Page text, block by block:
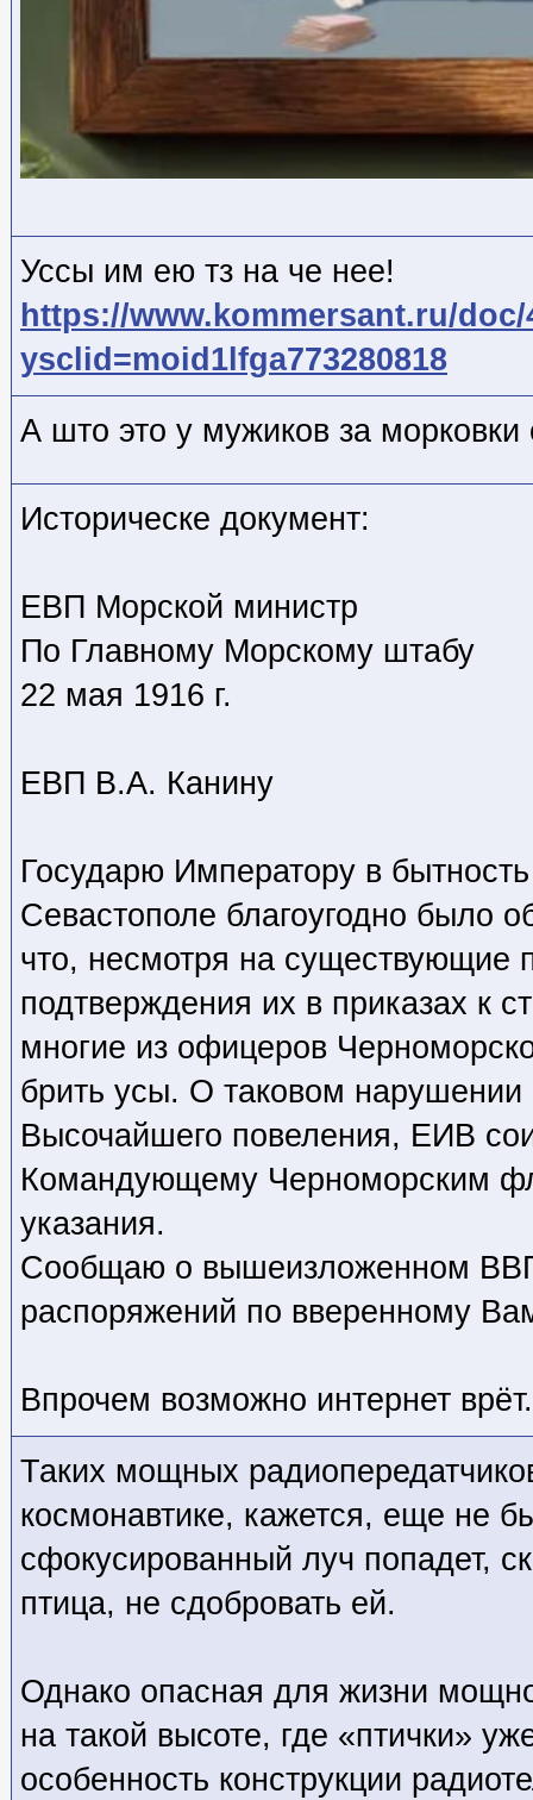
Уссы им ею тз на че нее!
https://www.kommersant.ru/doc/
ysclid=moid1lfga773280818
А што это у мужиков за морковки
Историческе документ:
ЕВП Морской министр
По Главному Морскому штабу
22 мая 1916 г.
ЕВП В.А. Канину
Государю Императору в
Севастополе благоугодно было
что, несмотря на существующие
подтверждения их в приказах к
многие из офицеров
брить усы. О таковом
Высочайшего повеления, ЕИВ
Командующему Черноморским
указания.
Сообщаю о вышеизложенном
распоряжений по вверенному
Впрочем возможно интернет врёт.
Таких мощных
космонавтике, кажется, еще не
сфокусированный луч попадет,
птица, не сдобровать ей.
Однако опасная для жизни
на такой высоте, где «птички»
особенность конструкции